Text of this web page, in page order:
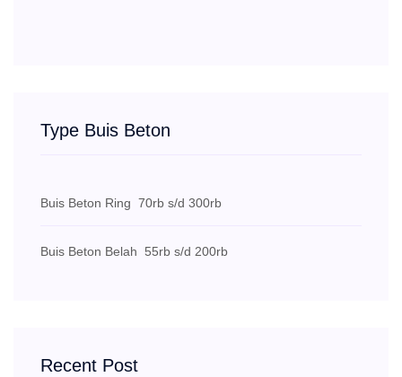
Type Buis Beton
Buis Beton Ring 70rb s/d 300rb
Buis Beton Belah 55rb s/d 200rb
Recent Post